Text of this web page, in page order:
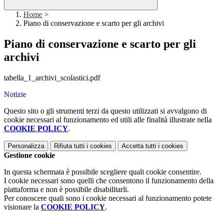
Home >
Piano di conservazione e scarto per gli archivi
Piano di conservazione e scarto per gli
archivi
tabella_1_archivi_scolastici.pdf
Notizie
Questo sito o gli strumenti terzi da questo utilizzati si avvalgono di
cookie necessari al funzionamento ed utili alle finalità illustrate nella
COOKIE POLICY.
Personalizza Rifiuta tutti i cookies Accetta tutti i cookies
Gestione cookie
In questa schermata è possibile scegliere quali cookie consentire.
I cookie necessari sono quelli che consentono il funzionamento della
piattaforma e non è possibile disabilitarli.
Per conoscere quali sono i cookie necessari al funzionamento potete
visionare la COOKIE POLICY.